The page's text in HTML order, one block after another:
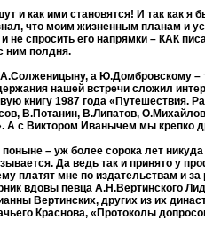
и как ими становятся! И так как я
что моим жизненным планам и
спросить его напрямки – КАК
ним полдня.
а Ю.Домбровскому –
нашей встречи сложил
книгу 1987 года «Путешествия.
В.Потанин, В.Липатов,
Иванычем мы крепко
– уж более сорока лет
Да ведь так и принято у
платят мне по издательствам и
вдовы певца А.Н.Вертинского
Вертинских, других из их
Краснова, «Протоколы